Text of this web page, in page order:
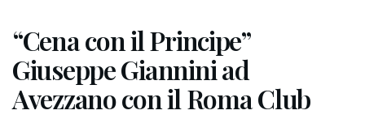
“Cena con il Principe”
Giuseppe Giannini ad
Avezzano con il Roma Club